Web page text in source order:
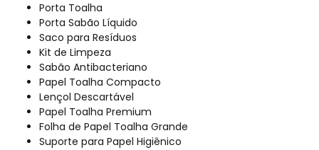
Porta Toalha
Porta Sabão Líquido
Saco para Resíduos
Kit de Limpeza
Sabão Antibacteriano
Papel Toalha Compacto
Lençol Descartável
Papel Toalha Premium
Folha de Papel Toalha Grande
Suporte para Papel Higiênico